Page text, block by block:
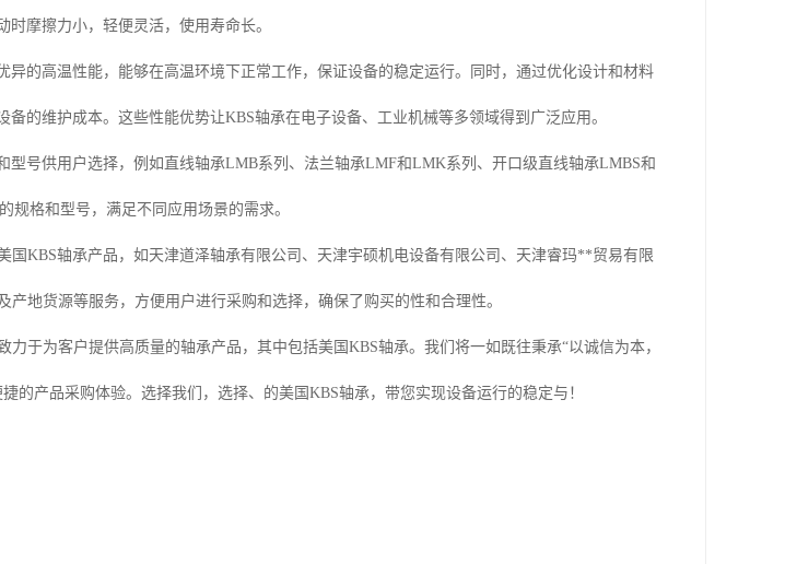
摩擦力小，轻便灵活，使用寿命长。
异的高温性能，能够在高温环境下正常工作，保证设备的稳定运行。同时，通过优化设计和材料
的维护成本。这些性能优势让KBS轴承在电子设备、工业机械等多领域得到广泛应用。
型号供用户选择，例如直线轴承LMB系列、法兰轴承LMF和LMK系列、开口级直线轴承LMBS和
规格和型号，满足不同应用场景的需求。
国KBS轴承产品，如天津道泽轴承有限公司、天津宇硕机电设备有限公司、天津睿玛**贸易有限
地货源等服务，方便用户进行采购和选择，确保了购买的性和合理性。
于为客户提供高质量的轴承产品，其中包括美国KBS轴承。我们将一如既往秉承“以诚信为本，
的产品采购体验。选择我们，选择、的美国KBS轴承，带您实现设备运行的稳定与！